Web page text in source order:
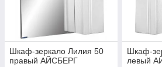
Шкаф-зеркало Лилия 50
правый АЙСБЕРГ
Шкаф-
левый